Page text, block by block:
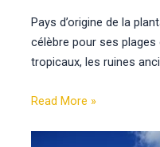
Pays d’origine de la
célèbre pour ses
tropicaux, les ruines
Read More »